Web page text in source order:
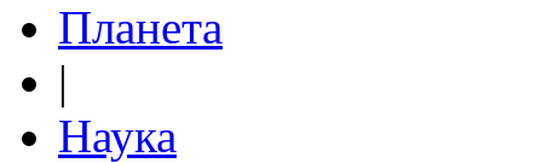
Планета
|
Наука